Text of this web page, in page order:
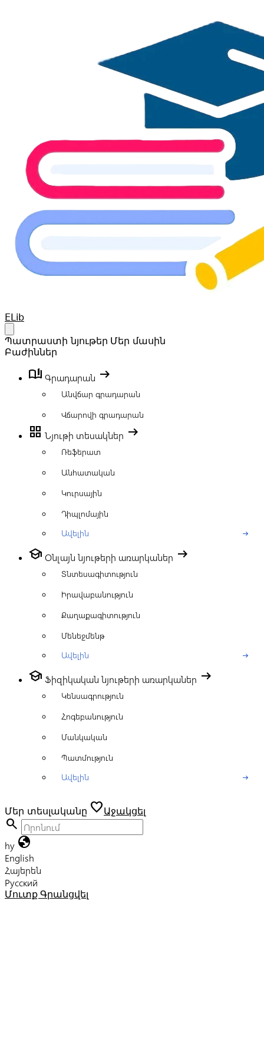
Your Company
ELib
Պատրաստի նյութեր Մեր մասին
Բաժիններ
book_ribbon Գրադարան arrow_right_alt
Անվճար գրադարան
Վճարովի գրադարան
grid_view Նյութի տեսակներ arrow_right_alt
Ռեֆերատ
Անհատական
Կուրսային
Դիպլոմային
Ավելին
arrow_right_alt
school Օնլայն նյութերի առարկաներ arrow_right_alt
Տնտեսագիտություն
Իրավաբանություն
Քաղաքագիտություն
Մենեջմենթ
Ավելին
arrow_right_alt
school Ֆիզիկական նյութերի առարկաներ arrow_right_alt
Կենսագրություն
Հոգեբանություն
Մանկական
Պատմություն
Ավելին
arrow_right_alt
Մեր տեսլականը favoriteԱջակցել
search
hy globe
English
Հայերեն
Русский
Մուտք Գրանցվել